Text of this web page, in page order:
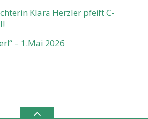
Klara Herzler pfeift C-
– 1.Mai 2026